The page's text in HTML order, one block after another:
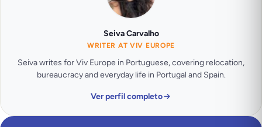
Seiva Carvalho
WRITER AT VIV EUROPE
Seiva writes for Viv Europe in Portuguese, covering relocation,
bureaucracy and everyday life in Portugal and Spain.
Ver perfil completo